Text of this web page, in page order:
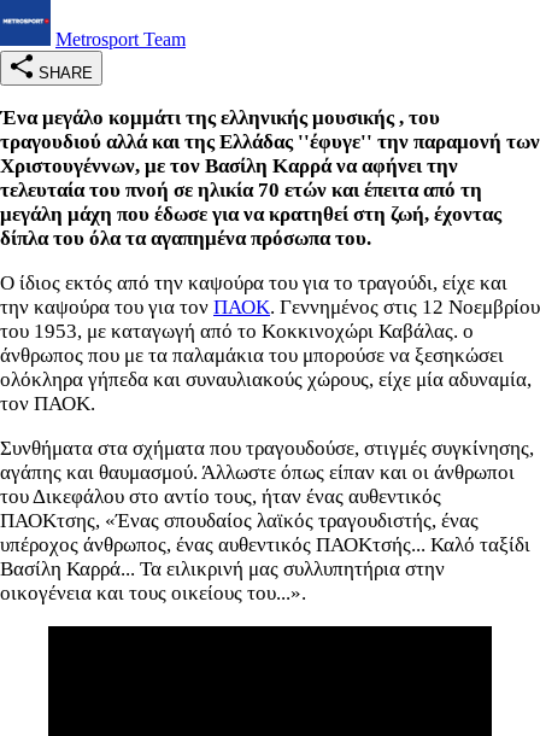
Metrosport Team
SHARE
Ένα μεγάλο κομμάτι της ελληνικής μουσικής , του
τραγουδιού αλλά και της Ελλάδας ''έφυγε'' την παραμονή των
Χριστουγέννων, με τον Βασίλη Καρρά να αφήνει την
τελευταία του πνοή σε ηλικία 70 ετών και έπειτα από τη
μεγάλη μάχη που έδωσε για να κρατηθεί στη ζωή, έχοντας
δίπλα του όλα τα αγαπημένα πρόσωπα του.
Ο ίδιος εκτός από την καψούρα του για το τραγούδι, είχε και
την καψούρα του για τον ΠΑΟΚ. Γεννημένος στις 12 Νοεμβρίου
του 1953, με καταγωγή από το Κοκκινοχώρι Καβάλας. ο
άνθρωπος που με τα παλαμάκια του μπορούσε να ξεσηκώσει
ολόκληρα γήπεδα και συναυλιακούς χώρους, είχε μία αδυναμία,
τον ΠΑΟΚ.
Συνθήματα στα σχήματα που τραγουδούσε, στιγμές συγκίνησης,
αγάπης και θαυμασμού. Άλλωστε όπως είπαν και οι άνθρωποι
του Δικεφάλου στο αντίο τους, ήταν ένας αυθεντικός
ΠΑΟΚτσης, «Ένας σπουδαίος λαϊκός τραγουδιστής, ένας
υπέροχος άνθρωπος, ένας αυθεντικός ΠΑΟΚτσής... Καλό ταξίδι
Βασίλη Καρρά... Τα ειλικρινή μας συλλυπητήρια στην
οικογένεια και τους οικείους του...».